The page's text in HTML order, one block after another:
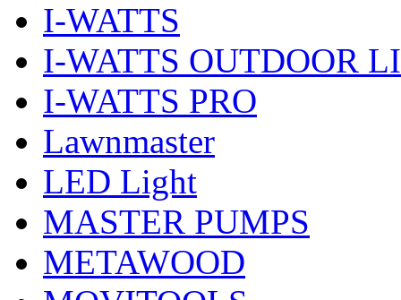
I-WATTS
I-WATTS OUTDOOR
I-WATTS PRO
Lawnmaster
LED Light
MASTER PUMPS
METAWOOD